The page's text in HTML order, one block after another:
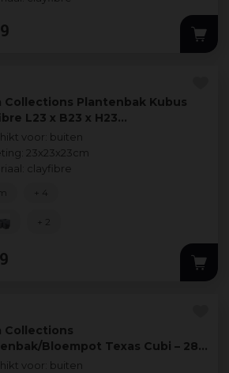
Collections Plantenbak Kubus
L23 x B23 x H23…
voor: buiten
23x23x23cm
clayfibre
+ 4
+ 2
Collections
Bloempot Texas Cubi – 28 x
voor: buiten